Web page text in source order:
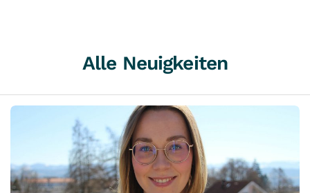
Alle Neuigkeiten